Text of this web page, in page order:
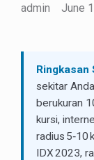
admin June
Ringkasan
sekitar
berukuran
kursi,
radius 5‑10
IDX 2023,